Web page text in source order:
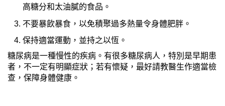
高糖分和太油膩的食品。
不要暴飲暴食，以免積聚過多熱量令身體肥胖。
保持適當運動，並持之以恆。
糖尿病是一種慢性的疾病。有很多糖尿病人，特別是早期患
者，不一定有明顯症狀；若有懷疑，最好請教醫生作適當檢
查，保障身體健康。